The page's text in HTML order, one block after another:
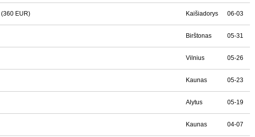
(360 EUR) Kaišiadorys 06-03
Birštonas 05-31
Vilnius 05-26
Kaunas 05-23
Alytus 05-19
Kaunas 04-07